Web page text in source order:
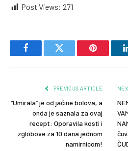
Post Views: 271
FacebookTwitter Pinterest
PREVIOUS ARTICLE
“Umirala” je od jačine bolova, a
onda je saznala za ovaj
recept: Oporavila kosti i
zglobove za 10 dana jednom
namirnicom!